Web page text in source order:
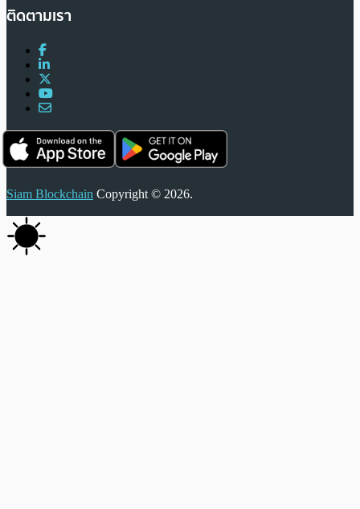
ติดตามเรา
Siam Blockchain Copyright © 2026.